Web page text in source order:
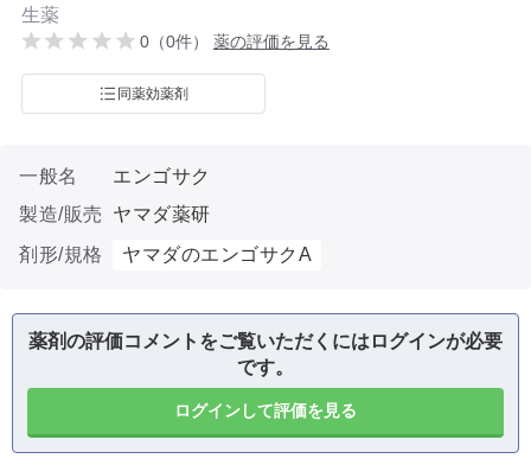
生薬
0（0件） 薬の評価を見る
同薬効薬剤
一般名
エンゴサク
製造/販売
ヤマダ薬研
剤形/規格
ヤマダのエンゴサクA
薬剤の評価コメントをご覧いただくにはログインが必要
です。
ログインして評価を見る